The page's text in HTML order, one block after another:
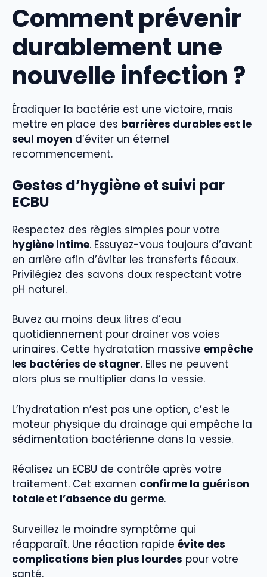
Comment prévenir
durablement une
nouvelle infection ?
Éradiquer la bactérie est une victoire, mais
mettre en place des barrières durables est le
seul moyen d’éviter un éternel
recommencement.
Gestes d’hygiène et suivi par
ECBU
Respectez des règles simples pour votre
hygiène intime. Essuyez-vous toujours d’avant
en arrière afin d’éviter les transferts fécaux.
Privilégiez des savons doux respectant votre
pH naturel.
Buvez au moins deux litres d’eau
quotidiennement pour drainer vos voies
urinaires. Cette hydratation massive empêche
les bactéries de stagner. Elles ne peuvent
alors plus se multiplier dans la vessie.
L’hydratation n’est pas une option, c’est le
moteur physique du drainage qui empêche la
sédimentation bactérienne dans la vessie.
Réalisez un ECBU de contrôle après votre
traitement. Cet examen confirme la guérison
totale et l’absence du germe.
Surveillez le moindre symptôme qui
réapparaît. Une réaction rapide évite des
complications bien plus lourdes pour votre
santé.